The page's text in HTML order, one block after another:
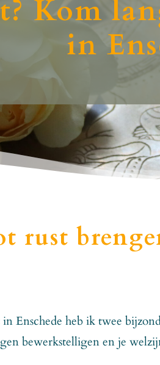
Kom
in
rust
Enschede heb ik twee
bewerkstelligen en je